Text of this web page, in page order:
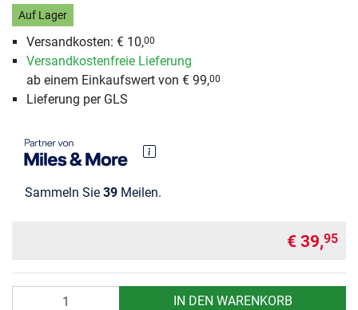
Auf Lager
Versandkosten: € 10,00
Versandkostenfreie Lieferung
ab einem Einkaufswert von € 99,00
Lieferung per GLS
Sammeln Sie 39 Meilen.
€ 39,95
IN DEN WARENKORB